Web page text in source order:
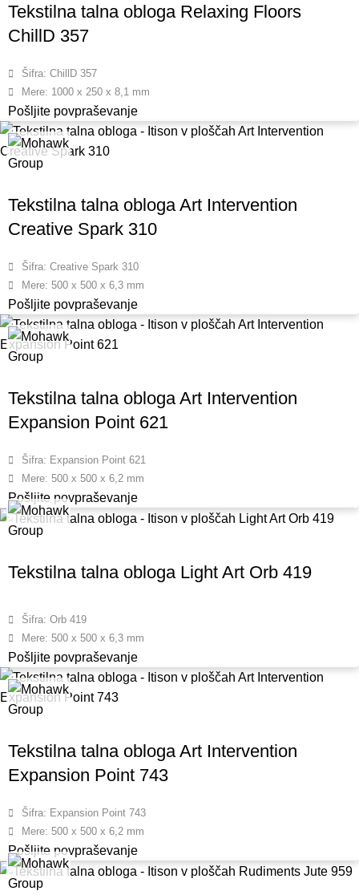
Tekstilna talna obloga Relaxing Floors
ChillD 357
Šifra: ChillD 357
Mere: 1000 x 250 x 8,1 mm
Pošljite povpraševanje
Tekstilna talna obloga Art Intervention
Creative Spark 310
Šifra: Creative Spark 310
Mere: 500 x 500 x 6,3 mm
Pošljite povpraševanje
Tekstilna talna obloga Art Intervention
Expansion Point 621
Šifra: Expansion Point 621
Mere: 500 x 500 x 6,2 mm
Pošljite povpraševanje
Tekstilna talna obloga Light Art Orb 419
Šifra: Orb 419
Mere: 500 x 500 x 6,3 mm
Pošljite povpraševanje
Tekstilna talna obloga Art Intervention
Expansion Point 743
Šifra: Expansion Point 743
Mere: 500 x 500 x 6,2 mm
Pošljite povpraševanje